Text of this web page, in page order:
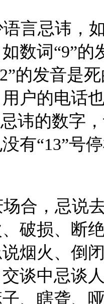
言忌讳，
数词“9”的
的发音是
户的电话
讳的数字
有“13”号
合，忌说
破损、断
烟火、倒
谈中忌谈
、瞎聋、